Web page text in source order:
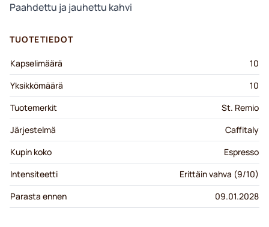
Paahdettu ja jauhettu kahvi
TUOTETIEDOT
Kapselimäärä
10
Yksikkömäärä
10
Tuotemerkit
St. Remio
Järjestelmä
Caffitaly
Kupin koko
Espresso
Intensiteetti
Erittäin vahva (9/10)
Parasta ennen
09.01.2028